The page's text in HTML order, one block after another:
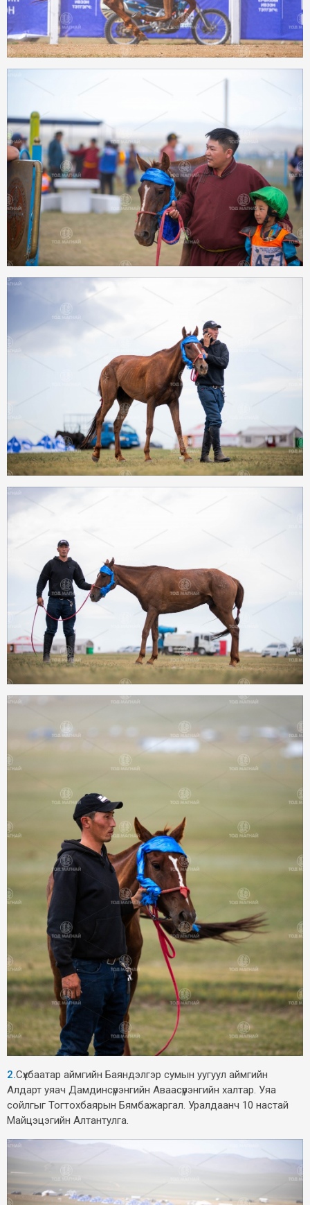
2.Сүхбаатар аймгийн Баяндэлгэр сумын уугуул аймгийн
Алдарт уяач Дамдинсүрэнгийн Аваасүрэнгийн халтар. Уяа
сойлгыг Тогтохбаярын Бямбажаргал. Уралдаанч 10 настай
Майцэцэгийн Алтантулга.